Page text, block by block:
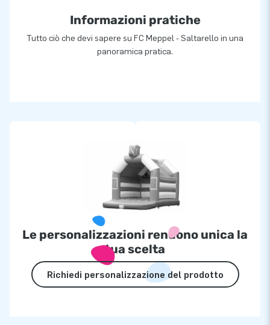
Informazioni pratiche
Tutto ciò che devi sapere su FC Meppel - Saltarello in una
panoramica pratica.
Le personalizzazioni rendono unica la
tua scelta
Richiedi personalizzazione del prodotto